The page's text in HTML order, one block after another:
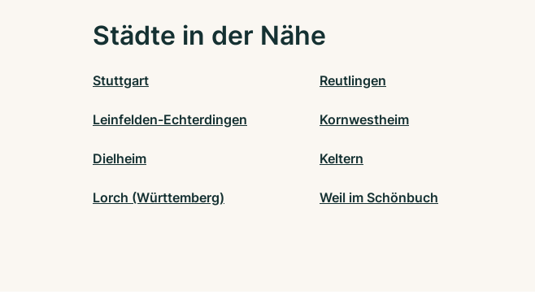
Städte in der Nähe
Stuttgart Reutlingen
Leinfelden-Echterdingen Kornwestheim
Dielheim Keltern
Lorch (Württemberg) Weil im Schönbuch